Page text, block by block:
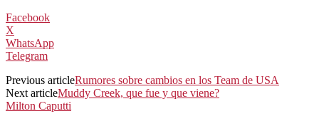
Facebook
X
WhatsApp
Telegram
Previous articleRumores sobre cambios en los Team de USA
Next articleMuddy Creek, que fue y que viene?
Milton Caputti